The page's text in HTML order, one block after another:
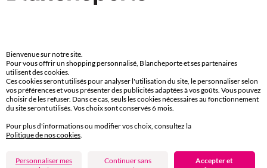
D'autres idées de Peignoir
Peignoir
Payez plus tard ou en plusieurs fois
Bienvenue sur notre site.
Pour vous offrir un shopping personnalisé, Blancheporte et ses partenaires
utilisent des cookies.
Ces cookies seront utilisés pour analyser l'utilisation du site, le personnaliser selon
vos préférences et vous présenter des publicités adaptées à vos goûts. Vous pouvez
choisir de les refuser. Dans ce cas, seuls les cookies nécessaires au fonctionnement
du site seront utilisés. Vos choix sont conservés 6 mois.
Pour plus d'informations ou modifier vos choix, consultez la
Politique de nos cookies.
Personnaliser mes
Continuer sans
Accepter et